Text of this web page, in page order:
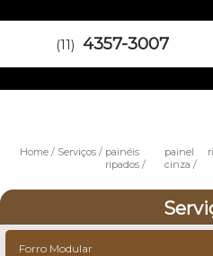
(11) 4357-3007
Home Serviços
painéis
ripados
painel
cinza
Forro Modular